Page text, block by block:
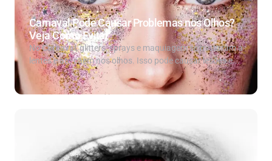
Carnaval Pode Causar Problemas nos Olhos?
Veja Como Evitar
No Carnaval, glitters, sprays e maquiagem se misturam a
lentes e até caem nos olhos. Isso pode causar lesões e...